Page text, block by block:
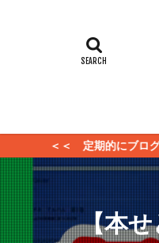
的にブログ更新中 ＞＞ 本せ
【本